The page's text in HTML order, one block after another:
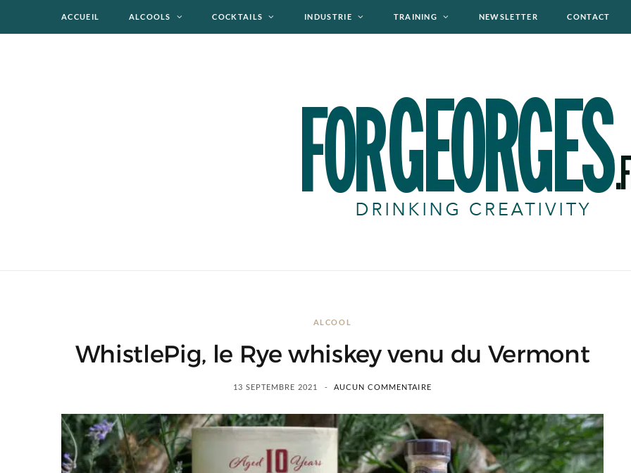
ACCUEIL ALCOOLS COCKTAILS INDUSTRIE TRAINING NEWSLETTER CONTACT
ALCOOL
WhistlePig, le Rye whiskey venu du Vermont
13 SEPTEMBRE 2021 AUCUN COMMENTAIRE